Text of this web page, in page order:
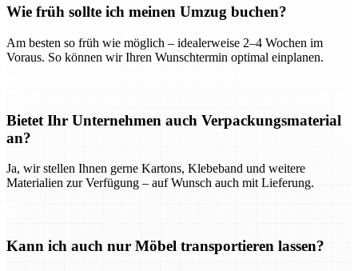
Wie früh sollte ich meinen Umzug buchen?
Am besten so früh wie möglich – idealerweise 2–4 Wochen im
Voraus. So können wir Ihren Wunschtermin optimal einplanen.
Bietet Ihr Unternehmen auch Verpackungsmaterial
an?
Ja, wir stellen Ihnen gerne Kartons, Klebeband und weitere
Materialien zur Verfügung – auf Wunsch auch mit Lieferung.
Kann ich auch nur Möbel transportieren lassen?